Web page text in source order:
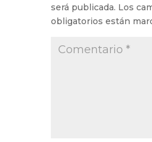
será publicada. Los
obligatorios están